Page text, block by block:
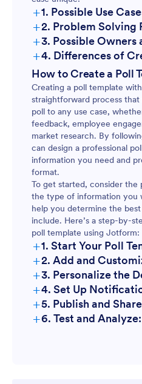
+1. Possible Use
+2. Problem Solving
+3. Possible Owners
+4. Differences of
How to Create a Poll
Creating a poll template
straightforward process
poll to any use case,
feedback, employee
market research. By
can design a professional
information you need and
format.
To get started, consider the
the type of information you
help you determine the
include. Here’s a step-by-
poll template using Jotform:
+1. Start Your Poll
+2. Add and
+3. Personalize the
+4. Set Up
+5. Publish and
+6. Test and Analyze: